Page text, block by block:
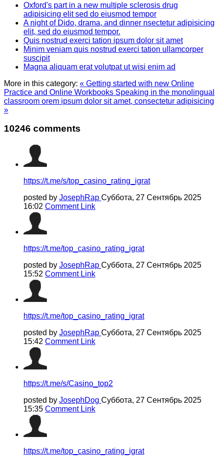
Oxford's part in a new multiple sclerosis drug
adipisicing elit sed do eiusmod tempor
A night of Dido, drama, and dinner nsectetur adipisicing
elit, sed do eiusmod tempor.
Quis nostrud exerci tation ipsum dolor sit amet
Minim veniam quis nostrud exerci tation ullamcorper
suscipit
Magna aliquam erat volutpat ut wisi enim ad
More in this category: « Getting started with new Online
Practice and Online Workbooks Speaking in the monolingual
classroom orem ipsum dolor sit amet, consectetur adipisicing
»
10246 comments
https://t.me/s/top_casino_rating_igrat
posted by JosephRap Суббота, 27 Сентябрь 2025
16:02 Comment Link
https://t.me/top_casino_rating_igrat
posted by JosephRap Суббота, 27 Сентябрь 2025
15:52 Comment Link
https://t.me/top_casino_rating_igrat
posted by JosephRap Суббота, 27 Сентябрь 2025
15:42 Comment Link
https://t.me/s/Casino_top2
posted by JosephDog Суббота, 27 Сентябрь 2025
15:35 Comment Link
https://t.me/top_casino_rating_igrat